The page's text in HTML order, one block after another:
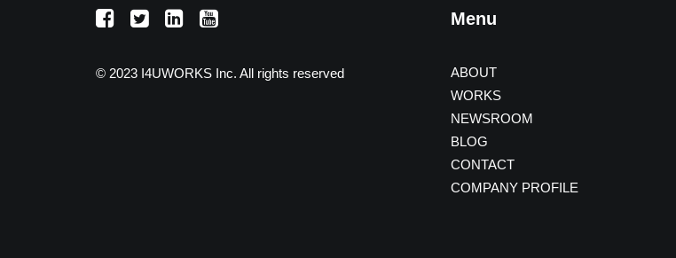
© 2023 I4UWORKS Inc. All rights reserved
Menu
ABOUT
WORKS
NEWSROOM
BLOG
CONTACT
COMPANY PROFILE